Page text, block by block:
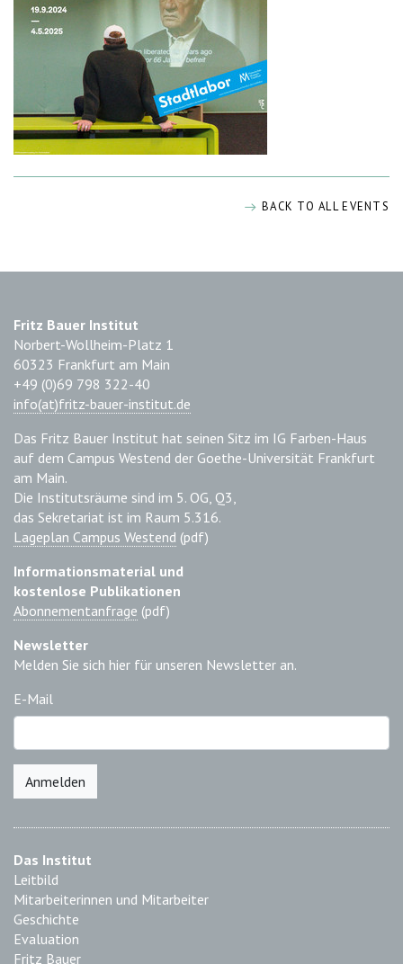
BACK TO ALL EVENTS
Fritz Bauer Institut
Norbert-Wollheim-Platz 1
60323 Frankfurt am Main
+49 (0)69 798 322-40
info(at)fritz-bauer-institut.de
Das Fritz Bauer Institut hat seinen Sitz im IG Farben-Haus
auf dem Campus Westend der Goethe-Universität Frankfurt
am Main.
Die Institutsräume sind im 5. OG, Q3,
das Sekretariat ist im Raum 5.316.
Lageplan Campus Westend (pdf)
Informationsmaterial und
kostenlose Publikationen
Abonnementanfrage (pdf)
Newsletter
Melden Sie sich hier für unseren Newsletter an.
E-Mail
Anmelden
Das Institut
Leitbild
Mitarbeiterinnen und Mitarbeiter
Geschichte
Evaluation
Fritz Bauer